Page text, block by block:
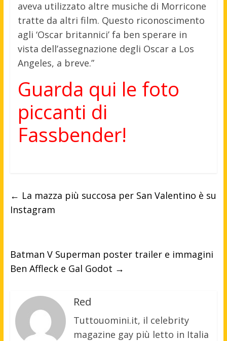
aveva utilizzato altre musiche di Morricone
tratte da altri film. Questo riconoscimento
agli ‘Oscar britannici’ fa ben sperare in
vista dell’assegnazione degli Oscar a Los
Angeles, a breve.”
Guarda qui le foto
piccanti di
Fassbender!
← La mazza più succosa per San Valentino è su
Instagram
Batman V Superman poster trailer e immagini
Ben Affleck e Gal Godot →
Red
Tuttouomini.it, il celebrity
magazine gay più letto in Italia